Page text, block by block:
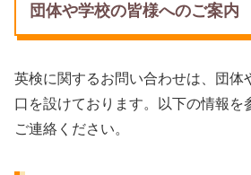
団体や学校の皆様へのご案内
英検に関するお問い合わせは、団体
口を設けております。以下の情報を
ご連絡ください。